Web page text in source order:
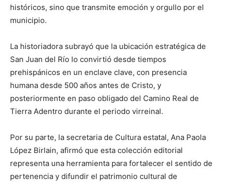
históricos, sino que transmite emoción y orgullo por el
municipio.
La historiadora subrayó que la ubicación estratégica de
San Juan del Río lo convirtió desde tiempos
prehispánicos en un enclave clave, con presencia
humana desde 500 años antes de Cristo, y
posteriormente en paso obligado del Camino Real de
Tierra Adentro durante el periodo virreinal.
Por su parte, la secretaria de Cultura estatal, Ana Paola
López Birlain, afirmó que esta colección editorial
representa una herramienta para fortalecer el sentido de
pertenencia y difundir el patrimonio cultural de